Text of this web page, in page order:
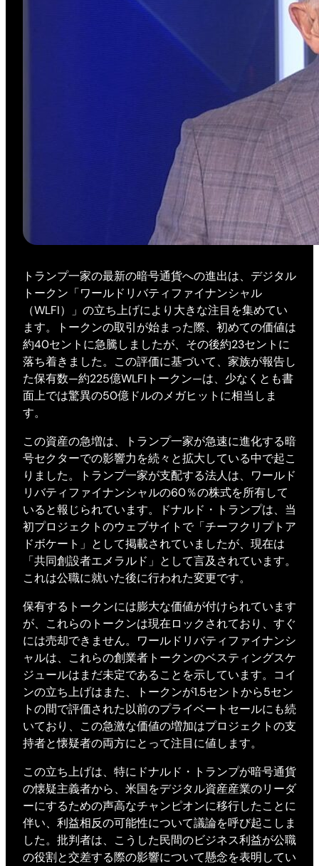
トランプ一家の最新の暗号通貨への進出は、デジタル
トークン「ワールドリバティファイナンシャル
（WLFI）」の立ち上げにより大きな注目を集めてい
ます。トークンの取引が始まった際、初めての価値は
約40セントに急騰しましたが、その後約23セントに
落ち着きました。この評価に基づいて、家族が報告し
た保有数—約225億WLFIトークン—は、少なくとも書
面上では驚異の50億ドルのメガヒットに相当しま
す。
この資産の急増は、トランプ一家が急速に進化する暗
号セクターでの影響力を続々と拡大している中で起こ
りました。トランプ一家が支配する法人は、ワールド
リバティファイナンシャルの60％の株式を所有して
いると報じられています。ドナルド・トランプは、当
初プロジェクトのウェブサイトで「チーフクリプトア
ドボケート」として掲載されていましたが、現在は
「共同創設者エメラルド」として言及されています。
これは公職に就いた後に行われた変更です。
保有するトークンには膨大な価値が付けられています
が、これらのトークンは現在ロックされており、すぐ
には売却できません。ワールドリバティファイナンシ
ャルは、これらの創業者トークンのベスティングスケ
ジュールはまだ未定であることを示しています。コイ
ンの立ち上げはまた、トークンが1.5セントから5セン
トの間で評価された以前のプライベートセールにも続
いており、この急激な価値の増加はプロジェクトの支
持者と懐疑者の両方にとって注目に値します。
この立ち上げは、特にドナルド・トランプが暗号通貨
の懐疑主義者から、米国をデジタル資産産業のリーダ
ーにするための声高なチャンピオンに移行したことに
伴い、利益相反の可能性について議論を呼び起こしま
した。批判者は、こうした民間のビジネス利益が公職
の役割と交差する際の影響について懸念を表明してい